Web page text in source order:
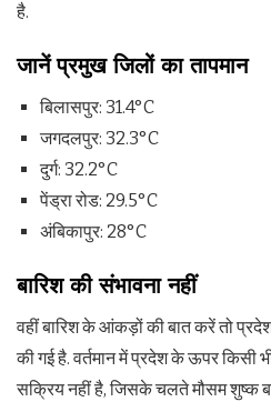
है.
जानें प्रमुख जिलों का तापमान
बिलासपुर: 31.4°C
जगदलपुर: 32.3°C
दुर्ग: 32.2°C
पेंड्रा रोड: 29.5°C
अंबिकापुर: 28°C
बारिश की संभावना नहीं
वहीं बारिश के आंकड़ों की बात करें तो
की गई है. वर्तमान में प्रदेश के ऊपर किसी
सक्रिय नहीं है, जिसके चलते मौसम शुष्क